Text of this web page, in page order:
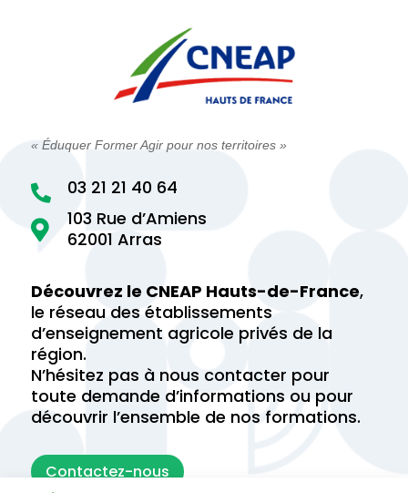
« Éduquer Former Agir pour nos territoires »


103 Rue d’Amiens
62001 Arras
03 21 21 40 64
Découvrez le CNEAP Hauts-de-France,
le réseau des établissements
d’enseignement agricole privés de la
région.
N’hésitez pas à nous contacter pour
toute demande d’informations ou pour
découvrir l’ensemble de nos formations.
Contactez-nous